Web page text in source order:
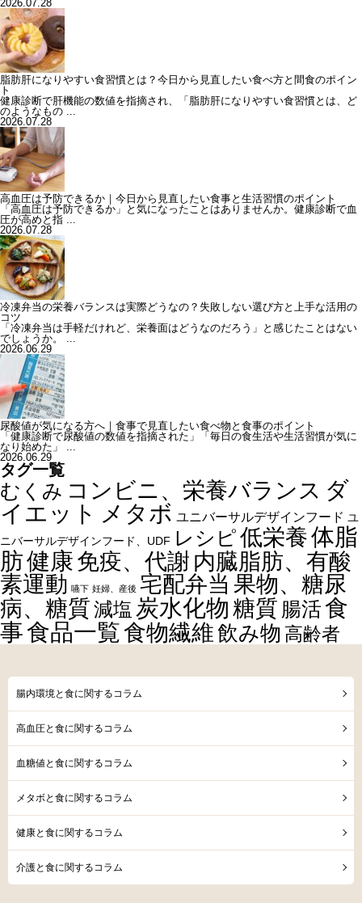
2026.07.28
脂肪肝になりやすい食習慣とは？今日から見直したい食べ方と間食のポイン
ト
健康診断で肝機能の数値を指摘され、「脂肪肝になりやすい食習慣とは、ど
のようなもの ...
2026.07.28
高血圧は予防できるか｜今日から見直したい食事と生活習慣のポイント
「高血圧は予防できるか」と気になったことはありませんか。健康診断で血
圧が高めと指 ...
2026.07.28
冷凍弁当の栄養バランスは実際どうなの？失敗しない選び方と上手な活用の
コツ
「冷凍弁当は手軽だけれど、栄養面はどうなのだろう」と感じたことはない
でしょうか。 ...
2026.06.29
尿酸値が気になる方へ｜食事で見直したい食べ物と食事のポイント
「健康診断で尿酸値の数値を指摘された」「毎日の食生活や生活習慣が気に
なり始めた」 ...
2026.06.29
タグ一覧
むくみ コンビニ、栄養バランス ダ
イエット メタボ ユニバーサルデザインフード ユ
ニバーサルデザインフード、UDF レシピ低栄養体脂
肪健康免疫、代謝 内臓脂肪、有酸
素運動 嚥下 妊婦、産後 宅配弁当 果物、糖尿
病、糖質減塩 炭水化物糖質 腸活食
事食品一覧食物繊維飲み物 高齢者
腸内環境と食に関するコラム
高血圧と食に関するコラム
血糖値と食に関するコラム
メタボと食に関するコラム
健康と食に関するコラム
介護と食に関するコラム